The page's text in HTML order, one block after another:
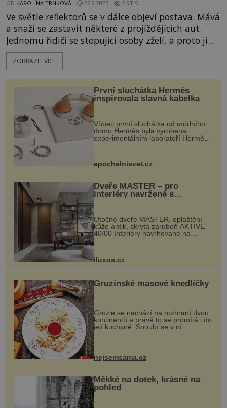
OD KAROLÍNA TRNKOVÁ 26.2.2025 2.9TIS
Ve světle reflektorů se v dálce objeví postava. Mává
a snaží se zastavit některé z projíždějících aut.
Jednomu řidiči se stopující osoby zželí, a proto jí
nabídne odvoz. Nebude to trvat dlouho a dobrý
skutek se šoférovi vymstí. Zjistí totiž, že vedle něj
švýcarský tunel Belchen spojující městečka
Eptingen a Hägendorf kvůli nim nemá právě
nejlepší p
ZOBRAZIT VÍCE
První sluchátka Hermés
inspirovala slavná kabelka
Vůbec první sluchátka od módního
domu Hermès byla vyrobena
experimentálním laboratoří Hermès
kovový...
epochalnisvet.cz
Dveře MASTER – pro
interiéry navržené s
rozumem i vášní!
Otočné dveře MASTER, opláštění
kůže antik, skrytá zárubeň AKTIVE
40/00 Interiéry navrhované na
zakázku často vyžadují atypické
rozměry nejen nábytku, ale i
dnes umož...
iluxus.cz
Gruzínské masové knedlíčky
Gruzie se nachází na rozhraní dvou
kontinentů a právě to se promítá i do
její kuchyně. Snoubí se v ní
evropské a asijské chutě a díky tomu
vznikají rozmanité a chuťově bohaté
pokrmy, které rozhodně st...
nejsemsama.cz
Měkké na dotek, krásné na
pohled